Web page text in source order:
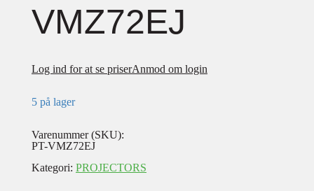
VMZ72EJ
Log ind for at se priserAnmod om login
5 på lager
Varenummer (SKU):
PT-VMZ72EJ
Kategori: PROJECTORS